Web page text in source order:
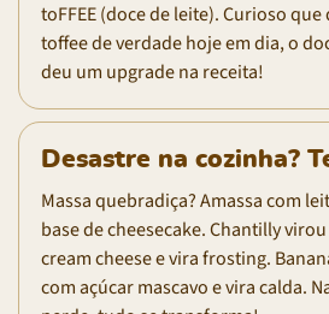
toFFEE (doce de leite). Curioso
toffee de verdade hoje em dia, o
deu um upgrade na receita!
Desastre na cozinha?
Massa quebradiça? Amassa com
base de cheesecake. Chantilly
cream cheese e vira frosting.
com açúcar mascavo e vira calda.